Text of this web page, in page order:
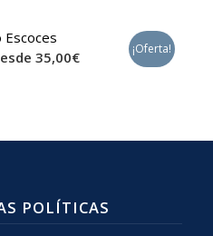
35,00€ ¡Oferta!
POLÍTICAS